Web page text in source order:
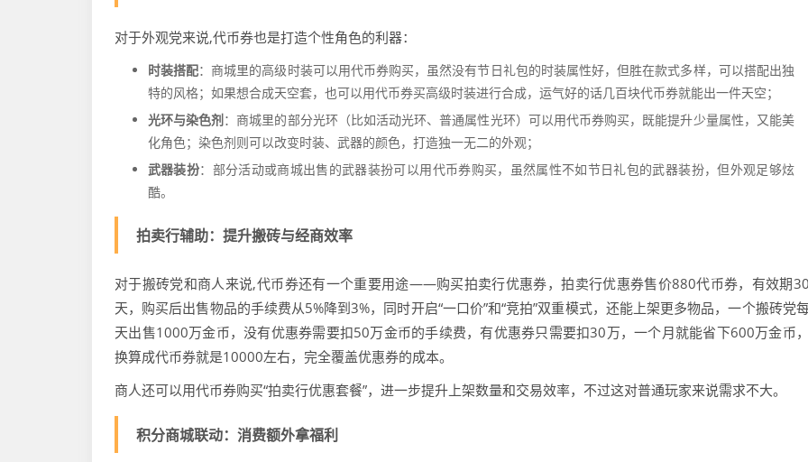
对于外观党来说,代币券也是打造个性角色的利器：
时装搭配：商城里的高级时装可以用代币券购买，虽然没有节日礼包的时装属性好，但胜在款式多样，可以搭配出独
特的风格；如果想合成天空套，也可以用代币券买高级时装进行合成，运气好的话几百块代币券就能出一件天空；
光环与染色剂：商城里的部分光环（比如活动光环、普通属性光环）可以用代币券购买，既能提升少量属性，又能美
化角色；染色剂则可以改变时装、武器的颜色，打造独一无二的外观；
武器装扮：部分活动或商城出售的武器装扮可以用代币券购买，虽然属性不如节日礼包的武器装扮，但外观足够炫
酷。
拍卖行辅助：提升搬砖与经商效率
对于搬砖党和商人来说,代币券还有一个重要用途——购买拍卖行优惠券，拍卖行优惠券售价880代币券，有效期30
天，购买后出售物品的手续费从5%降到3%，同时开启“一口价”和“竞拍”双重模式，还能上架更多物品，一个搬砖党
天出售1000万金币，没有优惠券需要扣50万金币的手续费，有优惠券只需要扣30万，一个月就能省下600万金币，
换算成代币券就是10000左右，完全覆盖优惠券的成本。
商人还可以用代币券购买“拍卖行优惠套餐”，进一步提升上架数量和交易效率，不过这对普通玩家来说需求不大。
积分商城联动：消费额外拿福利